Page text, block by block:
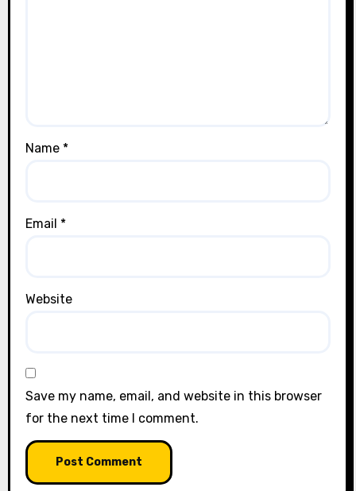
Name *
Email *
Website
Save my name, email, and website in this browser
for the next time I comment.